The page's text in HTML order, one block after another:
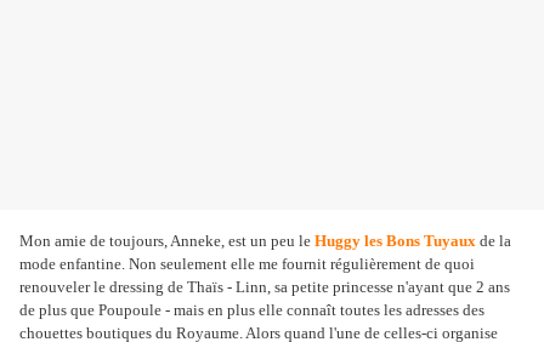
Mon amie de toujours, Anneke, est un peu le Huggy les Bons Tuyaux de la
mode enfantine. Non seulement elle me fournit régulièrement de quoi
renouveler le dressing de Thaïs - Linn, sa petite princesse n'ayant que 2 ans
de plus que Poupoule - mais en plus elle connaît toutes les adresses des
chouettes boutiques du Royaume. Alors quand l'une de celles-ci organise